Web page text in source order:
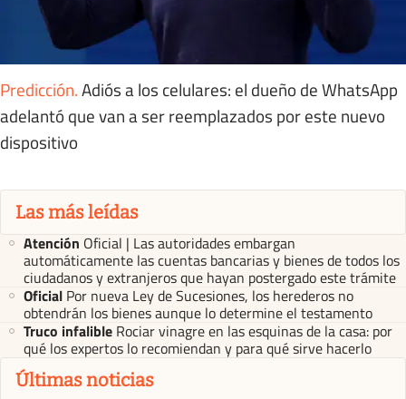
Predicción.Adiós a los celulares: el dueño de WhatsApp
adelantó que van a ser reemplazados por este nuevo
dispositivo
Las más leídas
Atención Oficial | Las autoridades embargan
automáticamente las cuentas bancarias y bienes de todos los
ciudadanos y extranjeros que hayan postergado este trámite
Oficial Por nueva Ley de Sucesiones, los herederos no
obtendrán los bienes aunque lo determine el testamento
Truco infalible Rociar vinagre en las esquinas de la casa: por
qué los expertos lo recomiendan y para qué sirve hacerlo
Últimas noticias